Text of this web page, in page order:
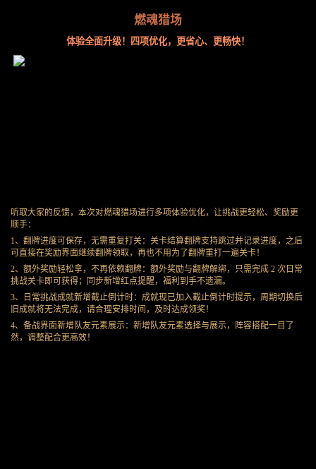
燃魂猎场
体验全面升级！四项优化，更省心、更畅快！
听取大家的反馈，本次对燃魂猎场进行多项体验优化，让挑战更轻松、奖励更
顺手：
1、翻牌进度可保存，无需重复打关：关卡结算翻牌支持跳过并记录进度，之后
可直接在奖励界面继续翻牌领取，再也不用为了翻牌重打一遍关卡！
2、额外奖励轻松拿，不再依赖翻牌：额外奖励与翻牌解绑，只需完成 2 次日常
挑战关卡即可获得；同步新增红点提醒，福利到手不遗漏。
3、日常挑战成就新增截止倒计时：成就现已加入截止倒计时提示，周期切换后
旧成就将无法完成，请合理安排时间，及时达成领奖！
4、备战界面新增队友元素展示：新增队友元素选择与展示，阵容搭配一目了
然，调整配合更高效！